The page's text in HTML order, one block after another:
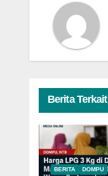
Berita Terkait
BERITA DOMPU